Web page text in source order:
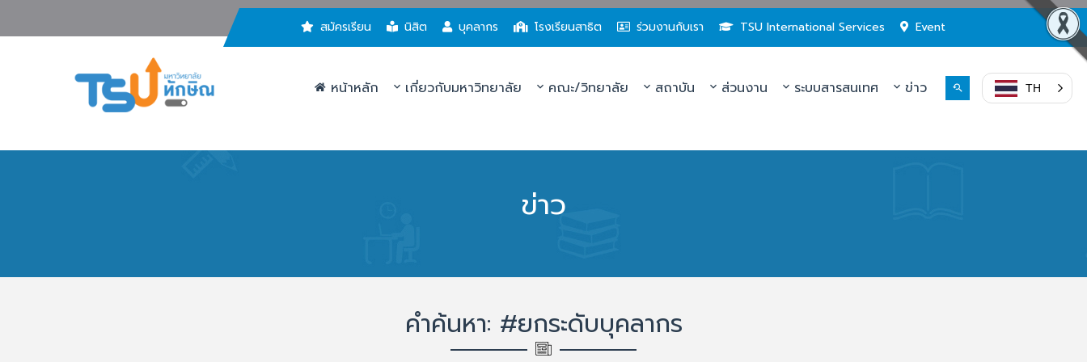
สมัครเรียน นิสิต บุคลากร โรงเรียนสาธิต ร่วมงานกับเรา TSU International Services Event
หน้าหลัก เกี่ยวกับมหาวิทยาลัย คณะ/วิทยาลัย สถาบัน ส่วนงาน ระบบสารสนเทศ ข่าว TH
ข่าว
คำค้นหา: #ยกระดับบุคลากร